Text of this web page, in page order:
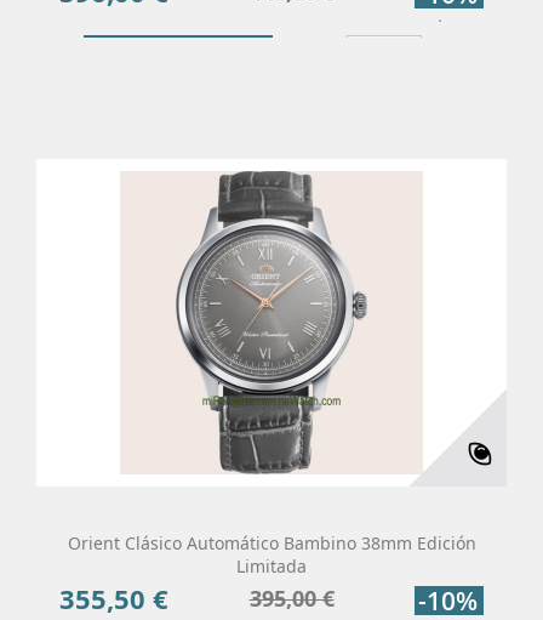
Orient Clásico Automático Bambino 38mm Edición
Limitada
Precio
355,50 €
Precio
395,00 € -10%